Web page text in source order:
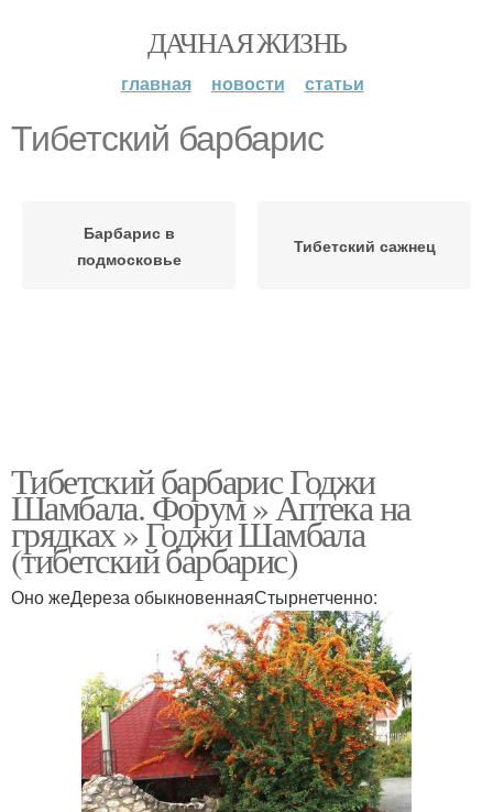
ДАЧНАЯ ЖИЗНЬ
главная новости статьи
Тибетский барбарис
Барбарис в
подмосковье
Тибетский сажнец
Тибетский барбарис Годжи
Шамбала. Форум » Аптека на
грядках » Годжи Шамбала
(тибетский барбарис)
Оно жеДереза обыкновеннаяСтырнетченно: